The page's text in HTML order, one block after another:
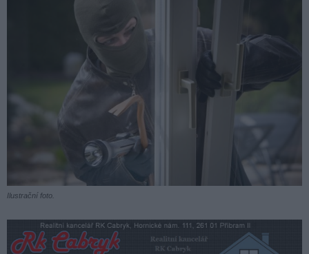
Ilustrační foto.